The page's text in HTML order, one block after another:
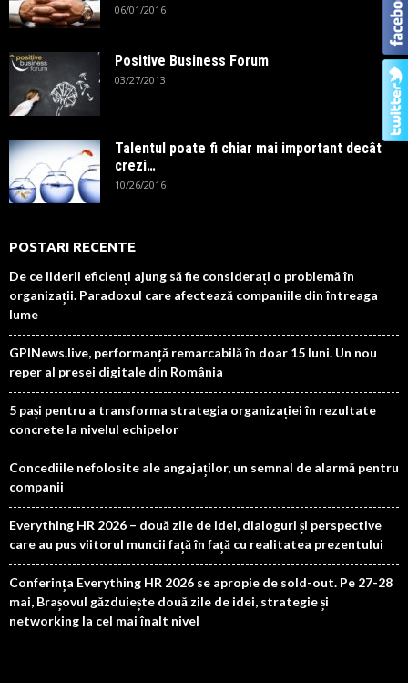
06/01/2016
Positive Business Forum
03/27/2013
Talentul poate fi chiar mai important decât
crezi…
10/26/2016
POSTARI RECENTE
De ce liderii eficienți ajung să fie considerați o problemă în
organizații. Paradoxul care afectează companiile din întreaga
lume
GPINews.live, performanță remarcabilă în doar 15 luni. Un nou
reper al presei digitale din România
5 pași pentru a transforma strategia organizației în rezultate
concrete la nivelul echipelor
Concediile nefolosite ale angajaților, un semnal de alarmă pentru
companii
Everything HR 2026 – două zile de idei, dialoguri și perspective
care au pus viitorul muncii față în față cu realitatea prezentului
Conferința Everything HR 2026 se apropie de sold-out. Pe 27-28
mai, Brașovul găzduiește două zile de idei, strategie și
networking la cel mai înalt nivel